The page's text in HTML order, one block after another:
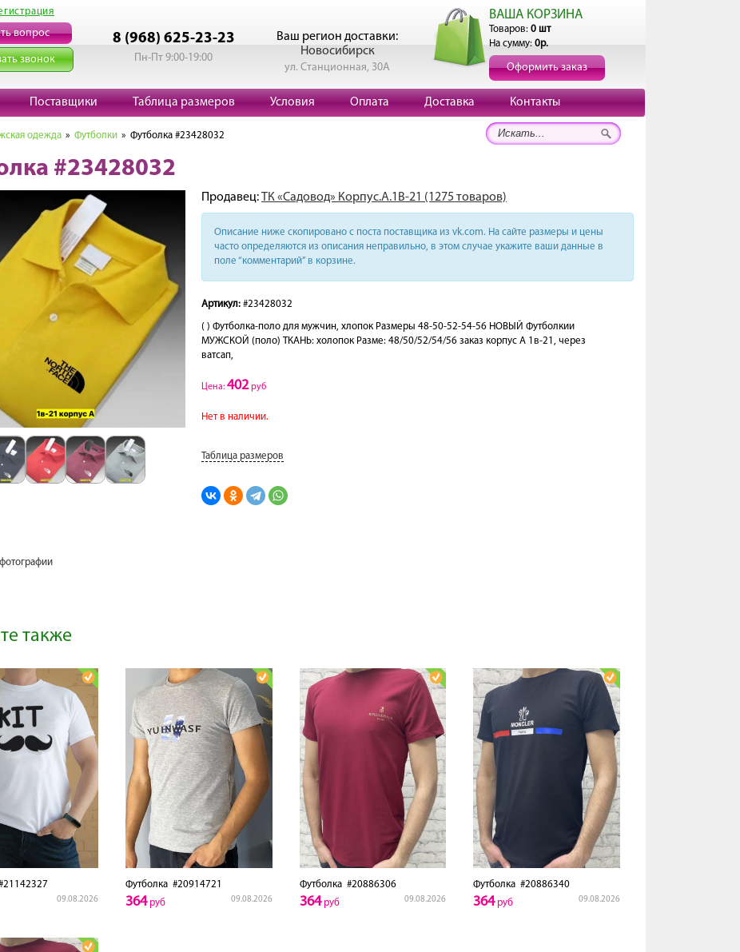
вопрос
звонок
8 (968) 625-23-23
Пн-Пт 9:00-19:00
Ваш регион доставки:
Новосибирск
ул. Станционная, 30А
ВАША КОРЗИНА
Товаров: 0 шт
На сумму: 0р.
Оформить заказ
Поставщики Таблица размеров Условия Оплата Доставка Контакты
одежда » Футболки » Футболка #23428032
#23428032
Продавец:ТК «Садовод» Корпус.А.1В-21 (1275 товаров)
Описание ниже скопировано с поста поставщика из vk.com. На сайте размеры и цены
часто определяются из описания неправильно, в этом случае укажите ваши данные в
поле “комментарий” в корзине.
Артикул: #23428032
( ) Футболка-поло для мужчин, хлопок Размеры 48-50-52-54-56 НОВЫЙ Футболкии
МУЖСКОЙ (поло) ТКАНЬ: холопок Разме: 48/50/52/54/56 заказ корпус А 1в-21, через
ватсап,
Цена: 402 руб
Нет в наличии.
Таблица размеров
также
09.08.2026
Футболка#20914721
09.08.2026
364руб
Футболка#20886306
09.08.2026
364руб
Футболка #20886340
09.08.2026
364руб